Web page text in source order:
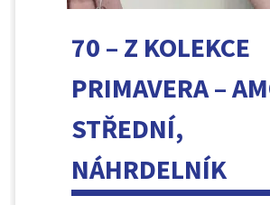
70 – Z KOLEKCE
PRIMAVERA –
STŘEDNÍ,
NÁHRDELNÍK